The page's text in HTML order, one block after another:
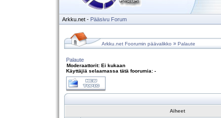
Arkku.net - Pääsivu Forum
Arkku.net Foorumin päävalikko » Palaute
Palaute
Moderaattorit: Ei kukaan
Käyttäjiä selaamassa tätä foorumia: -
Aiheet